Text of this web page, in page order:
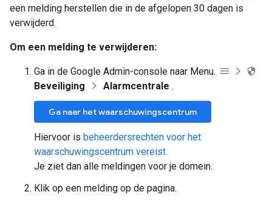
een melding herstellen die in de afgelopen 30 dagen is
verwijderd.
Om een ​​melding te verwijderen:
Ga in de Google Admin-console naar Menu.
Beveiliging
Alarmcentrale .
Ga naar het waarschuwingscentrum
Hiervoor is beheerdersrechten voor het
waarschuwingscentrum vereist.
Je ziet dan alle meldingen voor je domein.
Klik op een melding op de pagina.